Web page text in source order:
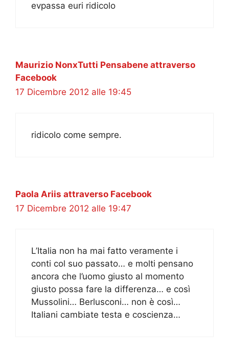
evpassa euri ridicolo
Maurizio NonxTutti Pensabene attraverso
Facebook
17 Dicembre 2012 alle 19:45
ridicolo come sempre.
Paola Ariis attraverso Facebook
17 Dicembre 2012 alle 19:47
L’Italia non ha mai fatto veramente i
conti col suo passato… e molti pensano
ancora che l’uomo giusto al momento
giusto possa fare la differenza… e così
Mussolini… Berlusconi… non è così…
Italiani cambiate testa e coscienza…